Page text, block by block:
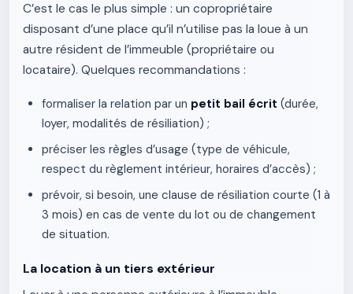
C’est le cas le plus simple : un copropriétaire
disposant d’une place qu’il n’utilise pas la loue à un
autre résident de l’immeuble (propriétaire ou
locataire). Quelques recommandations :
formaliser la relation par un petit bail écrit (durée,
loyer, modalités de résiliation) ;
préciser les règles d’usage (type de véhicule,
respect du règlement intérieur, horaires d’accès) ;
prévoir, si besoin, une clause de résiliation courte (1 à
3 mois) en cas de vente du lot ou de changement
de situation.
La location à un tiers extérieur